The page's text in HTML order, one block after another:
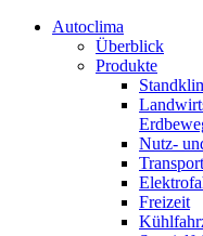
Autoclima
Überblick
Produkte
Nutz-
Freizeit